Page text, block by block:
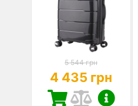
5 544 грн
4 435 грн